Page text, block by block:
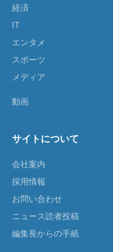
経済
IT
エンタメ
スポーツ
メディア
動画
サイトについて
会社案内
採用情報
お問い合わせ
ニュース読者投稿
編集長からの手紙